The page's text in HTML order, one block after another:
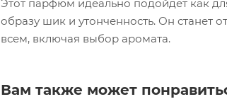
Этот парфюм идеально подойдет как
образу шик и утонченность. Он станет
всем, включая выбор аромата.
Вам также может